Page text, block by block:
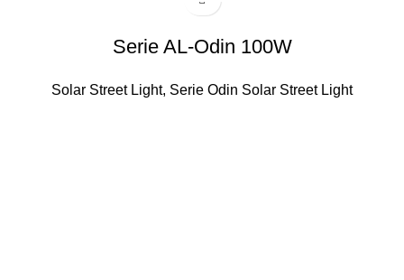
Serie AL-Odin 100W
Solar Street Light, Serie Odin Solar Street Light